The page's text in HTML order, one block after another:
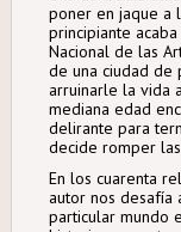
poner en jaque a
principiante
Nacional de las
de una ciudad de
arruinarle la vida
mediana edad
delirante para
decide romper
En los cuarenta
autor nos desafía
particular mundo